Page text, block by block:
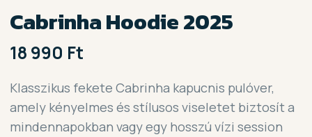
Cabrinha Hoodie 2025
18 990 Ft
Klasszikus fekete Cabrinha kapucnis pulóver,
amely kényelmes és stílusos viseletet biztosít a
mindennapokban vagy egy hosszú vízi session